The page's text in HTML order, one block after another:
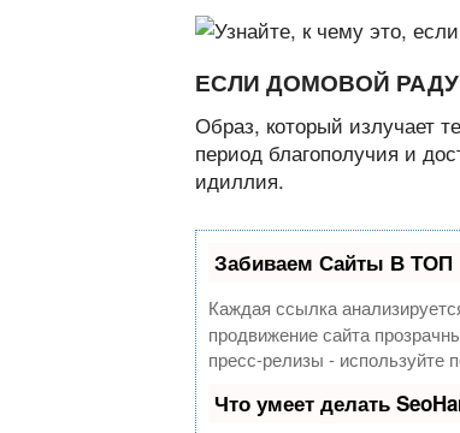
ЕСЛИ ДОМОВОЙ
Образ, который излучает
период благополучия и
идиллия.
Забиваем Сайты В ТОП
Каждая ссылка
продвижение сайта
пресс-релизы - используйте
Что умеет делать